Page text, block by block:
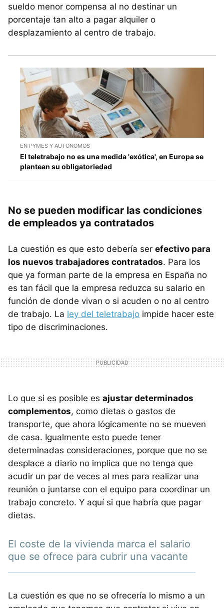
sueldo menor compensa al no destinar un
porcentaje tan alto a pagar alquiler o
desplazamiento al centro de trabajo.
EN PYMES Y AUTONOMOS
El teletrabajo no es una medida 'exótica', en Europa se
plantean su obligatoriedad
No se pueden modificar las condiciones
de empleados ya contratados
La cuestión es que esto debería ser efectivo para
los nuevos trabajadores contratados. Para los
que ya forman parte de la empresa en España no
es tan fácil que la empresa reduzca su salario en
función de donde vivan o si acuden o no al centro
de trabajo. La ley del teletrabajo impide hacer este
tipo de discriminaciones.
Lo que si es posible es ajustar determinados
complementos, como dietas o gastos de
transporte, que ahora lógicamente no se mueven
de casa. Igualmente esto puede tener
determinadas consideraciones, porque que no se
desplace a diario no implica que no tenga que
acudir un par de veces al mes para realizar una
reunión o juntarse con el equipo para coordinar un
trabajo concreto. Y aquí si que habría que pagar
dietas.
El coste de la vivienda marca el salario
que se ofrece para cubrir una vacante
La cuestión es que no se ofrecería lo mismo a un